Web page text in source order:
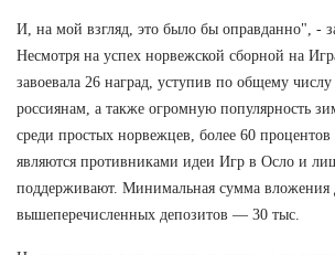
И, на мой взгляд, это было бы оправданно", -
Несмотря на успех норвежской сборной на
завоевала 26 наград, уступив по общему
россиянам, а также огромную популярность
среди простых норвежцев, более 60 процентов
являются противниками идеи Игр в Осло и
поддерживают. Минимальная сумма вложения
вышеперечисленных депозитов — 30 тыс.